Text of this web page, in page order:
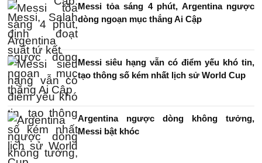
Messi tỏa sáng 4 phút, Argentina ngược
dòng ngoạn mục thắng Ai Cập
Messi siêu hạng vẫn có điểm yếu khó tin,
tạo thông số kém nhất lịch sử World Cup
Argentina ngược dòng không tưởng,
Messi bật khóc